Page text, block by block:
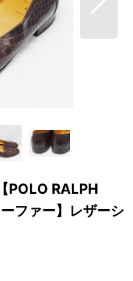
POLO RALPH
ファー】レザーシ